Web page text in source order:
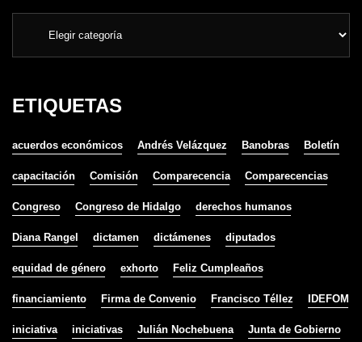
ETIQUETAS
acuerdos económicos Andrés Velázquez Banobras Boletín
capacitación Comisión Comparecencia Comparecencias
Congreso Congreso de Hidalgo derechos humanos
Diana Rangel dictamen dictámenes diputados
equidad de género exhorto Feliz Cumpleaños
financiamiento Firma de Convenio Francisco Téllez IDEFOM
iniciativa iniciativas Julián Nochebuena Junta de Gobierno